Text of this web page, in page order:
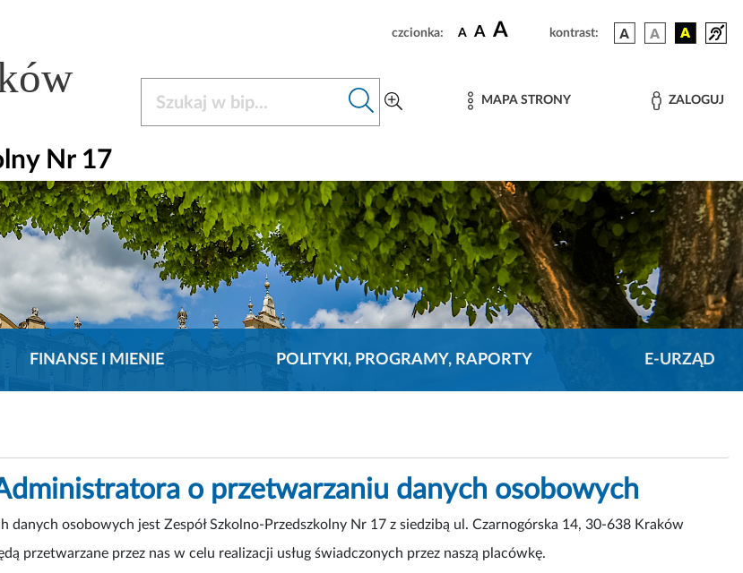
czcionka: A A A kontrast:
MAPA STRONY ZALOGUJ
Nr 17
FINANSE I MIENIE POLITYKI, PROGRAMY, RAPORTY E-URZĄD
o przetwarzaniu danych osobowych
danych osobowych jest Zespół Szkolno-Przedszkolny Nr 17 z siedzibą ul. Czarnogórska 14, 30-638 Kraków
przetwarzane przez nas w celu realizacji usług świadczonych przez naszą placówkę.